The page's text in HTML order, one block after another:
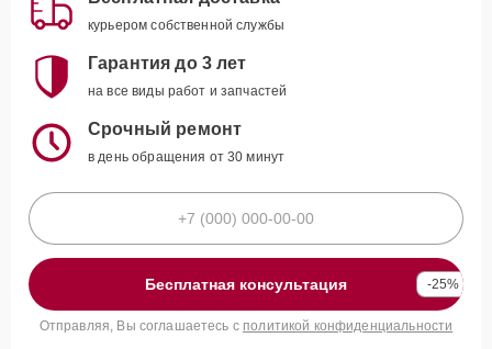
курьером собственной службы
Гарантия до 3 лет
на все виды работ и запчастей
Срочный ремонт
в день обращения от 30 минут
Бесплатная консультация -25%
Отправляя, Вы соглашаетесь с политикой конфиденциальности